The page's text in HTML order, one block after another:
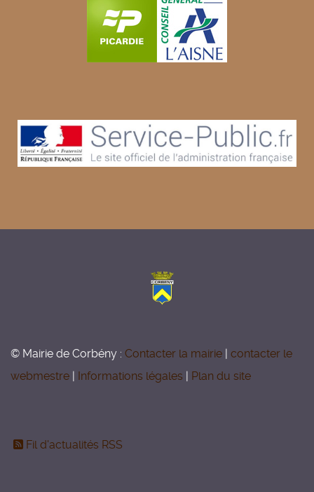
© Mairie de Corbény : Contacter la mairie | contacter le
webmestre | Informations légales | Plan du site
Fil d'actualités RSS